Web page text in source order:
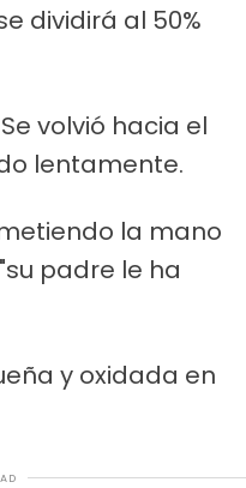
dividirá al 50%
volvió hacia el
lentamente.
la mano
padre le ha
y oxidada en